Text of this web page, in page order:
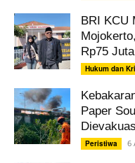
BRI KCU
Rp75
Hukum dan
Paper
Peristiwa 6